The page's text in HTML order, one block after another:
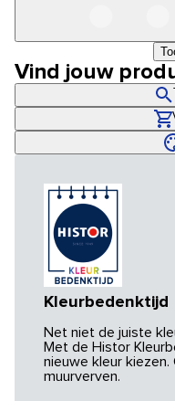
Vind jouw
Kleurbedenktijd
Net niet de juiste
Met de Histor
nieuwe kleur kiezen.
muurverven.